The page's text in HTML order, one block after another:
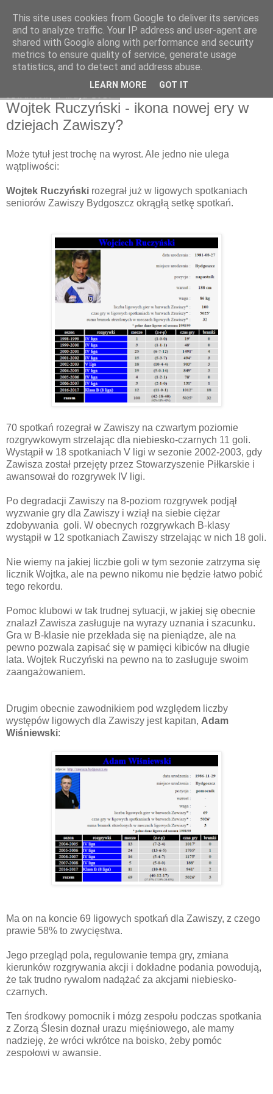
Zawisza1946.pl
Wojtek Ruczyński - ikona nowej ery w
dziejach Zawiszy?
Może tytuł jest trochę na wyrost. Ale jedno nie ulega
wątpliwości:
Wojtek Ruczyński rozegrał już w ligowych spotkaniach
seniorów Zawiszy Bydgoszcz okrągłą setkę spotkań.
70 spotkań rozegrał w Zawiszy na czwartym poziomie
rozgrywkowym strzelając dla niebiesko-czarnych 11 goli.
Wystąpił w 18 spotkaniach V ligi w sezonie 2002-2003, gdy
Zawisza został przejęty przez Stowarzyszenie Piłkarskie i
awansował do rozgrywek IV ligi.
Po degradacji Zawiszy na 8-poziom rozgrywek podjął
wyzwanie gry dla Zawiszy i wziął na siebie ciężar
zdobywania goli. W obecnych rozgrywkach B-klasy
wystąpił w 12 spotkaniach Zawiszy strzelając w nich 18 goli.
Nie wiemy na jakiej liczbie goli w tym sezonie zatrzyma się
licznik Wojtka, ale na pewno nikomu nie będzie łatwo pobić
tego rekordu.
Pomoc klubowi w tak trudnej sytuacji, w jakiej się obecnie
znalazł Zawisza zasługuje na wyrazy uznania i szacunku.
Gra w B-klasie nie przekłada się na pieniądze, ale na
pewno pozwala zapisać się w pamięci kibiców na długie
lata. Wojtek Ruczyński na pewno na to zasługuje swoim
zaangażowaniem.
Drugim obecnie zawodnikiem pod względem liczby
występów ligowych dla Zawiszy jest kapitan, Adam
Wiśniewski:
Ma on na koncie 69 ligowych spotkań dla Zawiszy, z czego
prawie 58% to zwycięstwa.
Jego przegląd pola, regulowanie tempa gry, zmiana
kierunków rozgrywania akcji i dokładne podania powodują,
że tak trudno rywalom nadążać za akcjami niebiesko-
czarnych.
Ten środkowy pomocnik i mózg zespołu podczas spotkania
z Zorzą Ślesin doznał urazu mięśniowego, ale mamy
nadzieję, że wróci wkrótce na boisko, żeby pomóc
zespołowi w awansie.
This site uses cookies from Google to deliver its services
and to analyze traffic. Your IP address and user-agent are
shared with Google along with performance and security
metrics to ensure quality of service, generate usage
statistics, and to detect and address abuse.
LEARN MORE GOT IT